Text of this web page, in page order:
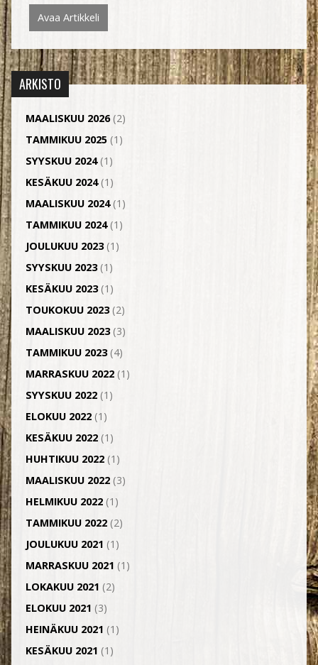
Avaa Artikkeli
ARKISTO
MAALISKUU 2026(2)
TAMMIKUU 2025(1)
SYYSKUU 2024(1)
KESÄKUU 2024(1)
MAALISKUU 2024(1)
TAMMIKUU 2024(1)
JOULUKUU 2023(1)
SYYSKUU 2023(1)
KESÄKUU 2023(1)
TOUKOKUU 2023(2)
MAALISKUU 2023(3)
TAMMIKUU 2023(4)
MARRASKUU 2022(1)
SYYSKUU 2022(1)
ELOKUU 2022(1)
KESÄKUU 2022(1)
HUHTIKUU 2022(1)
MAALISKUU 2022(3)
HELMIKUU 2022(1)
TAMMIKUU 2022(2)
JOULUKUU 2021 (1)
MARRASKUU 2021 (1)
LOKAKUU 2021 (2)
ELOKUU 2021 (3)
HEINÄKUU 2021 (1)
KESÄKUU 2021 (1)